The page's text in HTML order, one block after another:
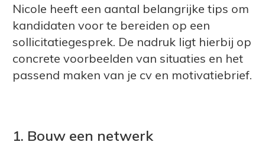
Nicole heeft een aantal belangrijke tips om
kandidaten voor te bereiden op een
sollicitatiegesprek. De nadruk ligt hierbij op
concrete voorbeelden van situaties en het
passend maken van je cv en motivatiebrief.
1. Bouw een netwerk